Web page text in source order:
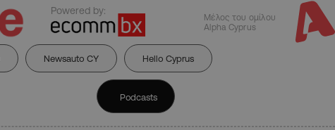
Powered by:
Μέλος του ομίλου
Alpha Cyprus
Newsauto CY Hello Cyprus
Podcasts